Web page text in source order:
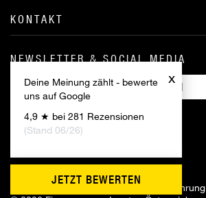
x
Deine Meinung zählt - bewerte
uns auf Google
4,9 ★ bei 281 Rezensionen
(Stand 06/26)
JETZT BEWERTEN
KONTAKT
NEWSLETTER & SOCIAL MEDIA
ANMELDEN
Impressum AGB Widerrufsbelehrung